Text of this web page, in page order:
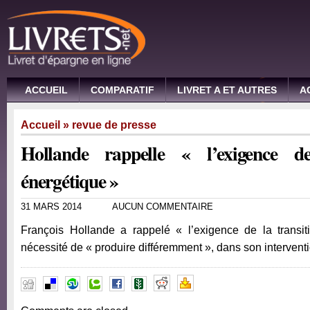
ACCUEIL COMPARATIF LIVRET A ET AUTRES
Accueil » revue de presse
Hollande rappelle « l’exigence
énergétique »
31 MARS 2014 AUCUN COMMENTAIRE
François Hollande a rappelé « l’exigence de la
nécessité de « produire différemment », dans son